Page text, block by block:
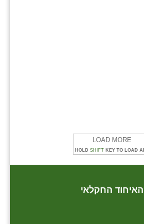
LOAD MORE
HOLD SHIFT KEY TO LOAD
האיחוד החקלאי